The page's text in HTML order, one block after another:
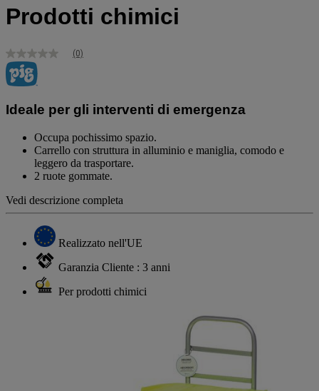
Prodotti chimici
Nessuna
valutazione
Stesso
alla
pagina.
(0)
Ideale per gli interventi di emergenza
Occupa pochissimo spazio.
Carrello con struttura in alluminio e maniglia, comodo e
leggero da trasportare.
2 ruote gommate.
Vedi descrizione completa
Realizzato nell'UE
Garanzia Cliente : 3 anni
Per prodotti chimici